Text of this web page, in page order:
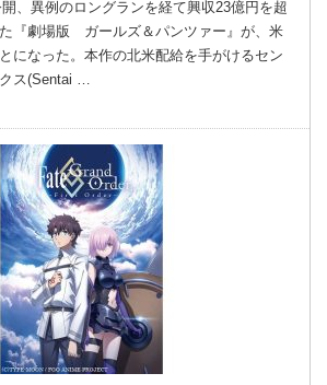
、異例のロングランを経て興収23億円を超
『劇場版 ガールズ＆パンツァー』が、米
になった。本作の北米配給を手がけるセン
ス(Sentai …